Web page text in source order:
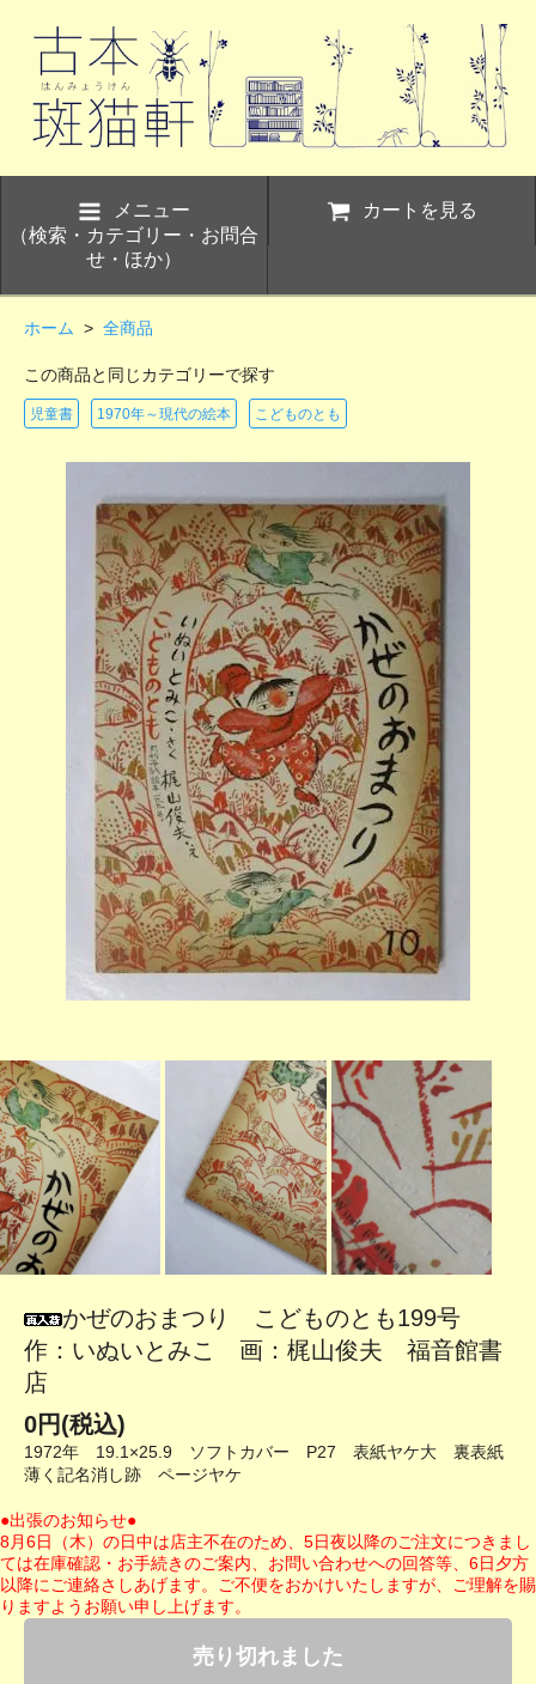
メニュー
（検索・カテゴリー・お問合
せ・ほか）
カートを見る
ホーム > 全商品
この商品と同じカテゴリーで探す
児童書 1970年～現代の絵本 こどものとも
かぜのおまつり こどものとも199号
作：いぬいとみこ 画：梶山俊夫 福音館書
店
0円(税込)
1972年 19.1×25.9 ソフトカバー P27 表紙ヤケ大 裏表紙
薄く記名消し跡 ページヤケ
●出張のお知らせ●
8月6日（木）の日中は店主不在のため、5日夜以降のご注文につきまし
ては在庫確認・お手続きのご案内、お問い合わせへの回答等、6日夕方
以降にご連絡さしあげます。ご不便をおかけいたしますが、ご理解を賜
りますようお願い申し上げます。
売り切れました